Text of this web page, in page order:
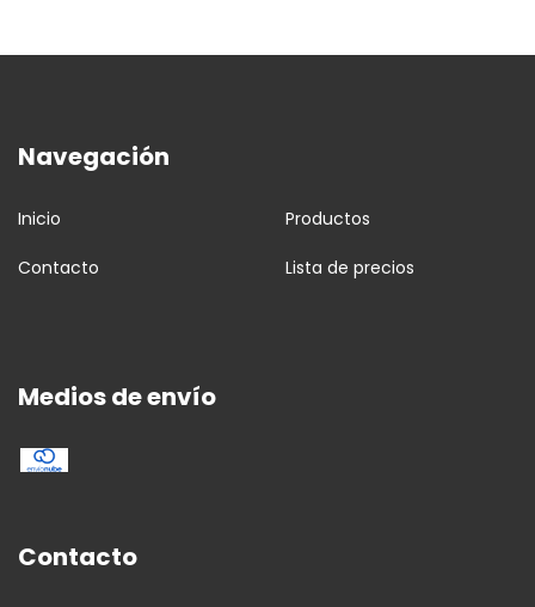
Navegación
Inicio Productos
Contacto Lista de precios
Medios de envío
Contacto